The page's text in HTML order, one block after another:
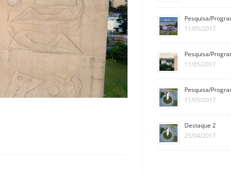
Pesquisa/
11/05/2017
Pesquisa/
11/05/2017
Pesquisa/
11/05/2017
Destaque 2
25/04/2017